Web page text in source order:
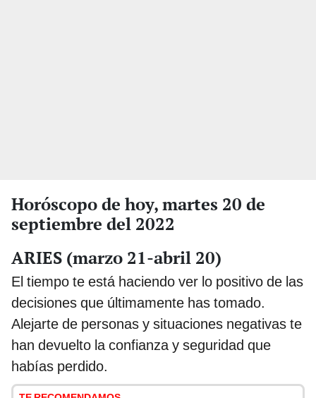
Horóscopo de hoy, martes 20 de
septiembre del 2022
ARIES (marzo 21-abril 20)
El tiempo te está haciendo ver lo positivo de las
decisiones que últimamente has tomado.
Alejarte de personas y situaciones negativas te
han devuelto la confianza y seguridad que
habías perdido.